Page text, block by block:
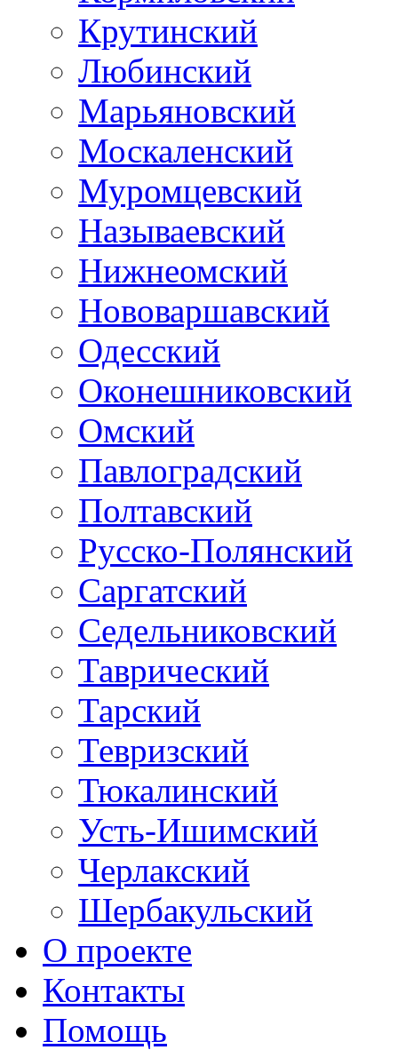
Крутинский
Любинский
Марьяновский
Москаленский
Муромцевский
Называевский
Нижнеомский
Нововаршавский
Одесский
Оконешниковский
Омский
Павлоградский
Полтавский
Русско-Полянский
Саргатский
Седельниковский
Таврический
Тарский
Тевризский
Тюкалинский
Усть-Ишимский
Черлакский
Шербакульский
О проекте
Контакты
Помощь